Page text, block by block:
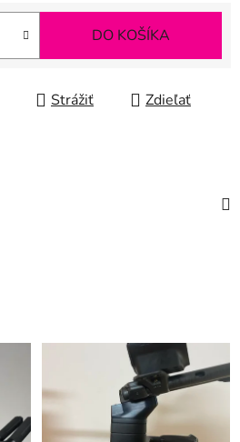
DO KOŠÍKA
Strážiť Zdieľať